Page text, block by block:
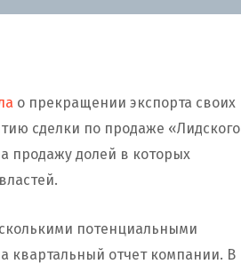
о прекращении экспорта своих
сделки по продаже «Лидского
продажу долей в которых
потенциальными
квартальный отчет компании. В